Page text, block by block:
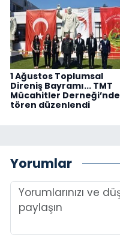
1 Ağustos Toplumsal
Direniş Bayramı... TMT
Mücahitler Derneği’nde
tören düzenlendi
Yorumlar